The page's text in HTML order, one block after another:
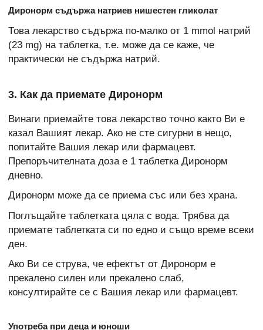
Диронорм съдържа натриев нишестен гликолат
Това лекарство съдържа по-малко от 1 mmol натрий
(23 mg) на таблетка, т.е. може да се каже, че
практически не съдържа натрий.
3. Как да приемате Диронорм
Винаги приемайте това лекарство точно както Ви е
казал Вашият лекар. Ако не сте сигурни в нещо,
попитайте Вашия лекар или фармацевт.
Препоръчителната доза е 1 таблетка Диронорм
дневно.
Диронорм може да се приема със или без храна.
Поглъщайте таблетката цяла с вода. Трябва да
приемате таблетката си по едно и също време всеки
ден.
Ако Ви се струва, че ефектът от Диронорм е
прекалено силен или прекалено слаб,
консултирайте се с Вашия лекар или фармацевт.
Употреба при деца и юноши